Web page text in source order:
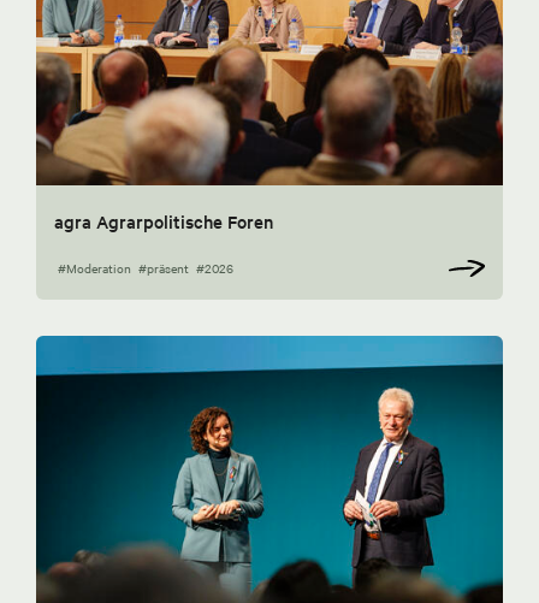
agra Agrarpolitische Foren
#Moderation #präsent #2026